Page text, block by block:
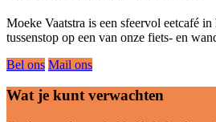
Moeke Vaatstra is een sfeervol eetcafé
tussenstop op een van onze fiets- en
Bel ons Mail ons
Wat je kunt verwachten